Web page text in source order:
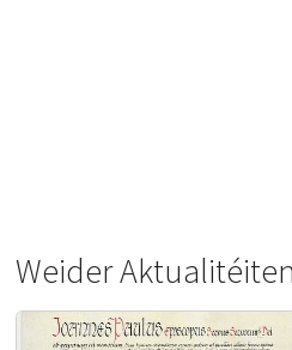
Weider Aktualitéiten